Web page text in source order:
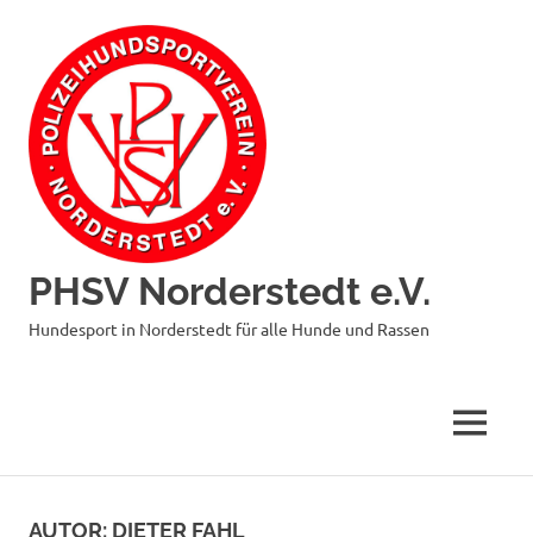
springen
PHSV Norderstedt e.V.
Hundesport in Norderstedt für alle Hunde und Rassen
MENÜ
AUTOR: DIETER FAHL